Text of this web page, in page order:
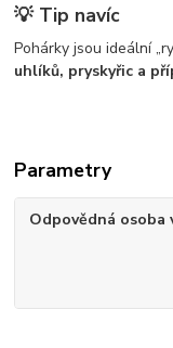
💡 Tip navíc
Pohárky jsou ideální
uhlíků, pryskyřic a
Parametry
Odpovědná osoba